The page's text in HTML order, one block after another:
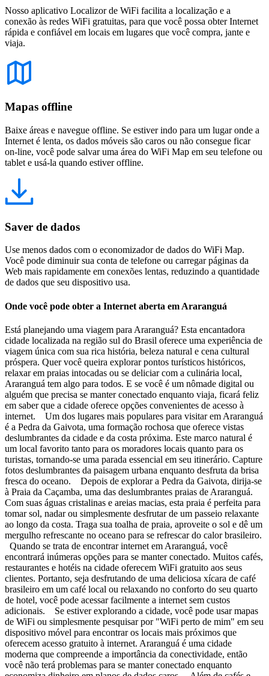
Nosso aplicativo Localizor de WiFi facilita a localização e a
conexão às redes WiFi gratuitas, para que você possa obter Internet
rápida e confiável em locais em lugares que você compra, jante e
viaja.
Mapas offline
Baixe áreas e navegue offline. Se estiver indo para um lugar onde a
Internet é lenta, os dados móveis são caros ou não consegue ficar
on-line, você pode salvar uma área do WiFi Map em seu telefone ou
tablet e usá-la quando estiver offline.
Saver de dados
Use menos dados com o economizador de dados do WiFi Map.
Você pode diminuir sua conta de telefone ou carregar páginas da
Web mais rapidamente em conexões lentas, reduzindo a quantidade
de dados que seu dispositivo usa.
Onde você pode obter a Internet aberta em Araranguá
Está planejando uma viagem para Araranguá? Esta encantadora
cidade localizada na região sul do Brasil oferece uma experiência de
viagem única com sua rica história, beleza natural e cena cultural
próspera. Quer você queira explorar pontos turísticos históricos,
relaxar em praias intocadas ou se deliciar com a culinária local,
Araranguá tem algo para todos. E se você é um nômade digital ou
alguém que precisa se manter conectado enquanto viaja, ficará feliz
em saber que a cidade oferece opções convenientes de acesso à
internet. Um dos lugares mais populares para visitar em Araranguá
é a Pedra da Gaivota, uma formação rochosa que oferece vistas
deslumbrantes da cidade e da costa próxima. Este marco natural é
um local favorito tanto para os moradores locais quanto para os
turistas, tornando-se uma parada essencial em seu itinerário. Capture
fotos deslumbrantes da paisagem urbana enquanto desfruta da brisa
fresca do oceano. Depois de explorar a Pedra da Gaivota, dirija-se
à Praia da Caçamba, uma das deslumbrantes praias de Araranguá.
Com suas águas cristalinas e areias macias, esta praia é perfeita para
tomar sol, nadar ou simplesmente desfrutar de um passeio relaxante
ao longo da costa. Traga sua toalha de praia, aproveite o sol e dê um
mergulho refrescante no oceano para se refrescar do calor brasileiro.
Quando se trata de encontrar internet em Araranguá, você
encontrará inúmeras opções para se manter conectado. Muitos cafés,
restaurantes e hotéis na cidade oferecem WiFi gratuito aos seus
clientes. Portanto, seja desfrutando de uma deliciosa xícara de café
brasileiro em um café local ou relaxando no conforto do seu quarto
de hotel, você pode acessar facilmente a internet sem custos
adicionais. Se estiver explorando a cidade, você pode usar mapas
de WiFi ou simplesmente pesquisar por "WiFi perto de mim" em seu
dispositivo móvel para encontrar os locais mais próximos que
oferecem acesso gratuito à internet. Araranguá é uma cidade
moderna que compreende a importância da conectividade, então
você não terá problemas para se manter conectado enquanto